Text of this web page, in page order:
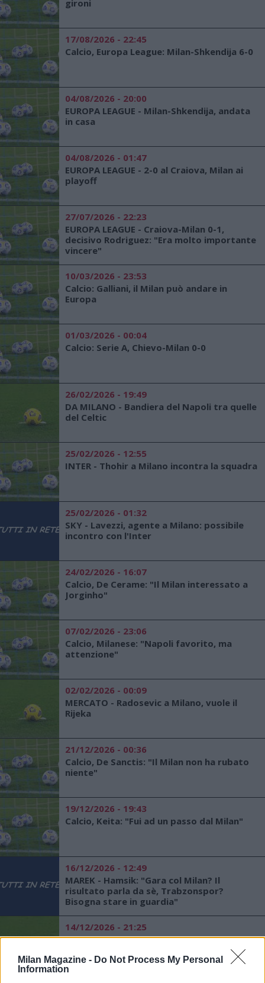
Milan Magazine - Do Not Process My Personal
Information
gironi
17/08/2026 - 22:45
Calcio, Europa League: Milan-Shkendija 6-0
04/08/2026 - 20:00
EUROPA LEAGUE - Milan-Shkendija, andata
in casa
04/08/2026 - 01:47
EUROPA LEAGUE - 2-0 al Craiova, Milan ai
playoff
27/07/2026 - 22:23
EUROPA LEAGUE - Craiova-Milan 0-1,
decisivo Rodriguez: "Era molto importante
vincere"
10/03/2026 - 23:53
Calcio: Galliani, il Milan può andare in
Europa
01/03/2026 - 00:04
Calcio: Serie A, Chievo-Milan 0-0
26/02/2026 - 19:49
DA MILANO - Bandiera del Napoli tra quelle
del Celtic
25/02/2026 - 12:55
INTER - Thohir a Milano incontra la squadra
25/02/2026 - 01:32
SKY - Lavezzi, agente a Milano: possibile
incontro con l'Inter
24/02/2026 - 16:07
Calcio, De Cerame: "Il Milan interessato a
Jorginho"
07/02/2026 - 23:06
Calcio, Milanese: "Napoli favorito, ma
attenzione"
02/02/2026 - 00:09
MERCATO - Radosevic a Milano, vuole il
Rijeka
21/12/2026 - 00:36
Calcio, De Sanctis: "Il Milan non ha rubato
niente"
19/12/2026 - 19:43
Calcio, Keita: "Fui ad un passo dal Milan"
16/12/2026 - 12:49
MAREK - Hamsik: "Gara col Milan? Il
risultato parla da sè, Trabzonspor?
Bisogna stare in guardia"
14/12/2026 - 21:25
MILAN - Galliani: "Ammucchiata per il 3°
Champions necessaria"